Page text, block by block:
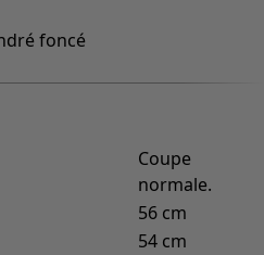
foncé
Coupe
normale.
56 cm
54 cm